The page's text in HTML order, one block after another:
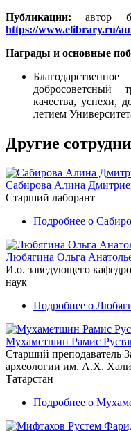
Публикации:автор
https://www.elibrary.ru/
Награды и основные
добросоветсный
качества, успехи,
летием
Другие
Сабирова Алина
Старший лаборант
Подробнее о
Любягина Ольга
И.о. заведующего
наук
Подробнее о
Мухаметшин Рамис
Старший преподаватель
археологии им. А.Х.
Татарстан
Подробнее о